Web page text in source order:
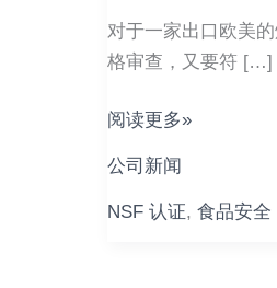
对于一家出口欧美
格审查，又要符 […]
合
规
范：
毓
国
阅读更多»
公司新闻
NSF 认证, 食品安全